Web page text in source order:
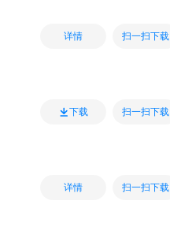
详情 扫一扫下载
下载 扫一扫下载
详情 扫一扫下载